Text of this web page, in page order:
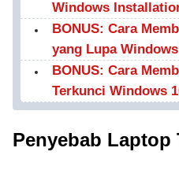
Windows
BONUS: Cara
yang Lupa
BONUS: Cara
Terkunci Windows
Penyebab Laptop